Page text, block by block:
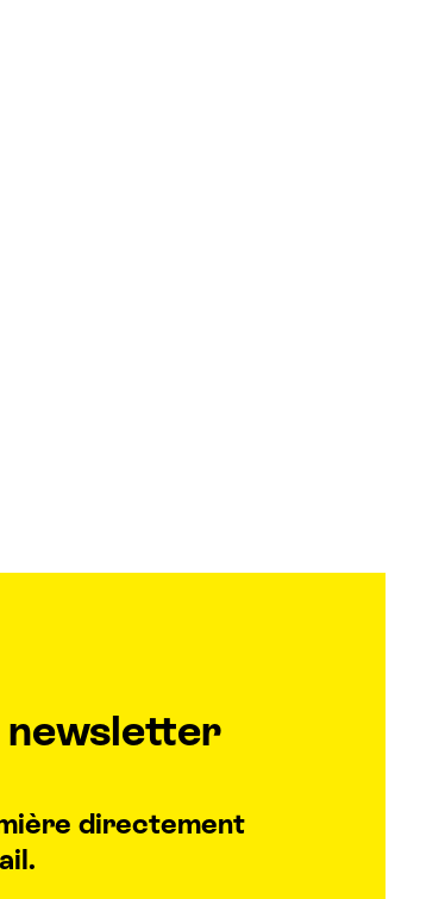
newsletter
directement